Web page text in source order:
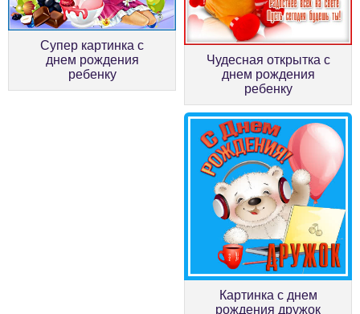
Чудесная открытка с
днем рождения
ребенку
Супер картинка с
днем рождения
ребенку
Картинка с днем
рождения дружок